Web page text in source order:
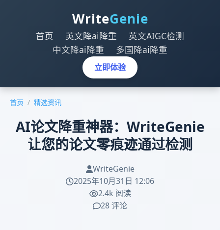
WriteGenie
首页 英文降ai降重
英文AIGC检测
中文降ai降重
多国降ai降重
立即体验
首页 / 精选资讯
AI论文降重神器：WriteGenie
让您的论文零痕迹通过检测
WriteGenie
2025年10月31日 12:06
2.4k 阅读
28 评论